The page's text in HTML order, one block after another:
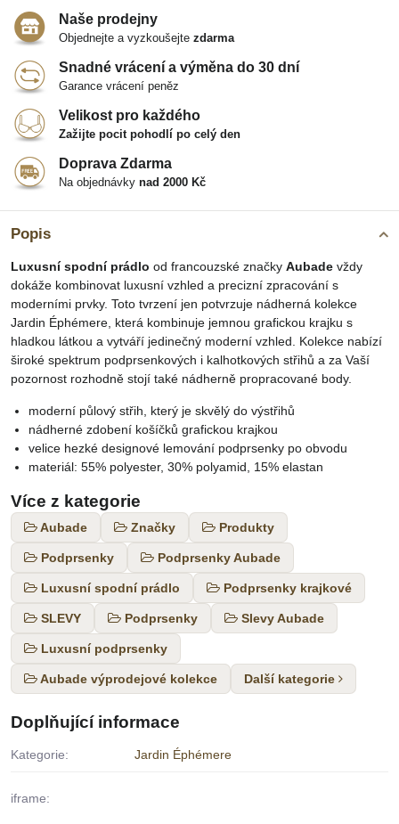
Popis
Luxusní spodní prádlo od francouzské značky Aubade vždy
dokáže kombinovat luxusní vzhled a precizní zpracování s
moderními prvky. Toto tvrzení jen potvrzuje nádherná kolekce
Jardin Éphémere, která kombinuje jemnou grafickou krajku s
hladkou látkou a vytváří jedinečný moderní vzhled. Kolekce nabízí
široké spektrum podprsenkových i kalhotkových střihů a za Vaší
pozornost rozhodně stojí také nádherně propracované body.
moderní půlový střih, který je skvělý do výstřihů
nádherné zdobení košíčků grafickou krajkou
velice hezké designové lemování podprsenky po obvodu
materiál: 55% polyester, 30% polyamid, 15% elastan
Více z kategorie
Aubade Značky Produkty
Podprsenky Podprsenky Aubade
Luxusní spodní prádlo Podprsenky krajkové
SLEVY Podprsenky Slevy Aubade
Luxusní podprsenky
Aubade výprodejové kolekce Další kategorie
Doplňující informace
Kategorie: Jardin Éphémere
iframe:
Naše prodejny
Objednejte a vyzkoušejte zdarma
Snadné vrácení a výměna do 30 dní
Garance vrácení peněz
Velikost pro každého
Zažijte pocit pohodlí po celý den
Doprava Zdarma
Na objednávky nad 2000 Kč